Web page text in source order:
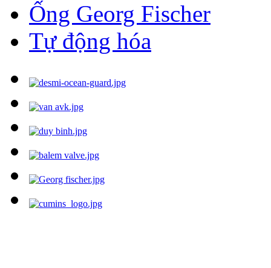
Ống Georg Fischer
Tự động hóa